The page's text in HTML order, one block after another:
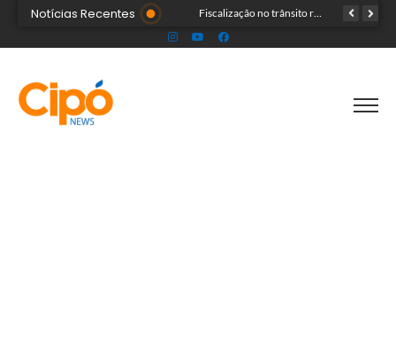
Notícias Recentes TRAGÉDIA: helicóptero cai e mata quatro pessoas; vítimas eram turistas